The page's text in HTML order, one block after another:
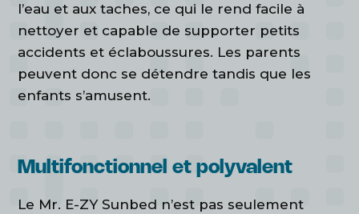
l’eau et aux taches, ce qui le rend facile à
nettoyer et capable de supporter petits
accidents et éclaboussures. Les parents
peuvent donc se détendre tandis que les
enfants s’amusent.
Multifonctionnel et polyvalent
Le Mr. E-ZY Sunbed n’est pas seulement